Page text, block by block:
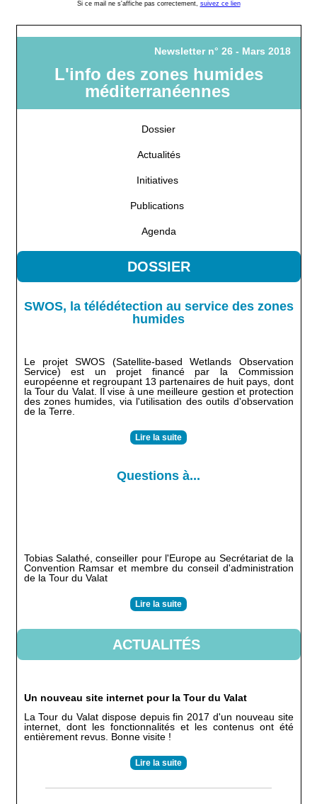
Si ce mail ne s'affiche pas correctement, suivez ce lien
Newsletter n° 26 - Mars 2018
L'info des zones humides
méditerranéennes
Dossier
Actualités
Initiatives
Publications
Agenda
DOSSIER
SWOS, la télédétection au service des zones
humides
Le projet SWOS (Satellite-based Wetlands Observation
Service) est un projet financé par la Commission
européenne et regroupant 13 partenaires de huit pays, dont
la Tour du Valat. Il vise à une meilleure gestion et protection
des zones humides, via l'utilisation des outils d'observation
de la Terre.
Lire la suite
Questions à...
Tobias Salathé, conseiller pour l'Europe au Secrétariat de la
Convention Ramsar et membre du conseil d'administration
de la Tour du Valat
Lire la suite
ACTUALITÉS
Un nouveau site internet pour la Tour du Valat
La Tour du Valat dispose depuis fin 2017 d'un nouveau site
internet, dont les fonctionnalités et les contenus ont été
entièrement revus. Bonne visite !
Lire la suite